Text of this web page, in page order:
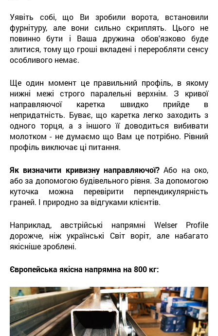
Уявіть собі, що Ви зробили ворота, встановили
фурнітуру, але вони сильно скриплять. Цього не
повинно бути і Ваша дружина обов'язково буде
злитися, тому що гроші вкладені і переробляти сенсу
особливого немає.
Ще один момент це правильний профіль, в якому
нижні межі строго паралельні верхнім. З кривої
направляючої каретка швидко прийде в
непридатність. Буває, що каретка легко заходить з
одного торця, а з іншого її доводиться вибивати
молотком - не думаємо що Вам це потрібно. Рівний
профіль виключає ці питання.
Як визначити кривизну направляючої? Або на око,
або за допомогою будівельного рівня. За допомогою
куточка можна перевірити перпендикулярність
граней. І природно за відгуками клієнтів.
Наприклад, австрійські напрямні Welser Profile
дорожче, ніж українські Світ воріт, але набагато
якісніше зроблені.
Європейська якісна напрямна на 800 кг: